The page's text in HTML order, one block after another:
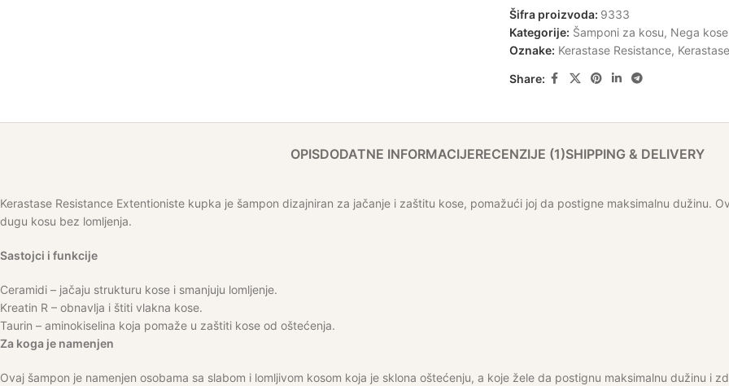
Šifra proizvoda: 9333
Kategorije: Šamponi za kosu, Nega kose
Oznake: Kerastase Resistance,
Share:
OPISDODATNE INFORMACIJERECENZIJE (1)SHIPPING & DELIVERY
Kerastase Resistance Extentioniste kupka je šampon dizajniran za jačanje i zaštitu kose, pomažući joj da postigne maksimalnu dužinu.
dugu kosu bez lomljenja.
Sastojci i funkcije
Ceramidi – jačaju strukturu kose i smanjuju lomljenje.
Kreatin R – obnavlja i štiti vlakna kose.
Taurin – aminokiselina koja pomaže u zaštiti kose od oštećenja.
Za koga je namenjen
Ovaj šampon je namenjen osobama sa slabom i lomljivom kosom koja je sklona oštećenju, a koje žele da postignu maksimalnu dužinu i